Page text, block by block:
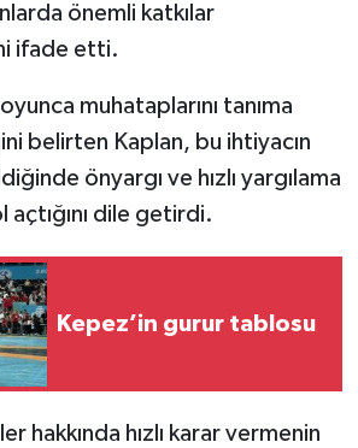
önemli katkılar
ifade etti.
muhataplarını tanıma
belirten Kaplan, bu ihtiyacın
önyargı ve hızlı yargılama
dile getirdi.
Kepez’in gurur tablosu
hakkında hızlı karar vermenin